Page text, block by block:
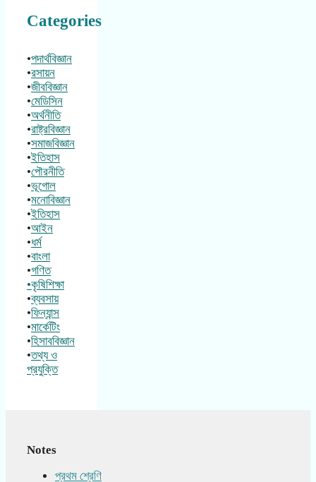
Categories
•পদার্থবিজ্ঞান
•রসায়ন
•জীববিজ্ঞান
•মেডিসিন
•অর্থনীতি
•রাষ্ট্রবিজ্ঞান
•সমাজবিজ্ঞান
•ইতিহাস
•পৌরনীতি
•ভূগোল
•মনোবিজ্ঞান
•ইতিহাস
•আইন
•ধর্ম
•বাংলা
•গণিত
•কৃষিশিক্ষা
•ব্যবসায়
•ফিন্যান্স
•মার্কেটিং
•হিসাববিজ্ঞান
•তথ্য ও
প্রযুক্তি
Notes
প্রথম শ্রেণি